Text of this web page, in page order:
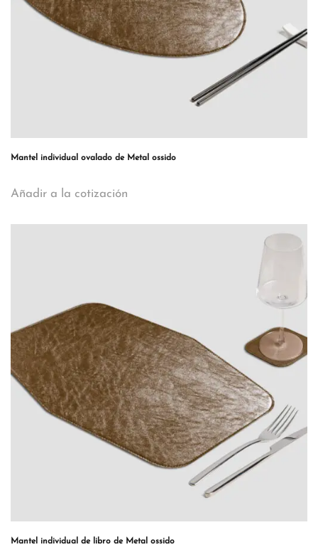
Mantel individual ovalado de Metal ossido
Añadir a la cotización
Mantel individual de libro de Metal ossido